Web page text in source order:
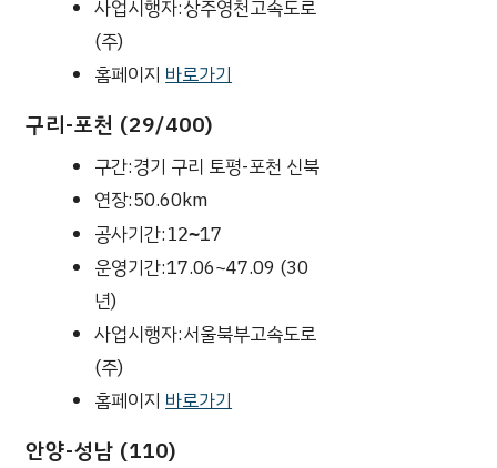
사업시행자:상주영천고속도로
(주)
홈페이지 바로가기
구리-포천 (29/400)
구간:경기 구리 토평-포천 신북
연장:50.60km
공사기간: 12~17
운영기간:17.06~47.09 (30
년)
사업시행자:서울북부고속도로
(주)
홈페이지 바로가기
안양-성남 (110)